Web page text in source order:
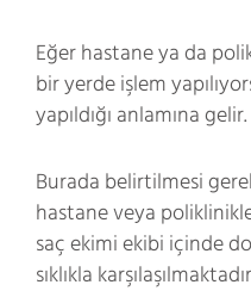
Eğer hastane ya da
bir yerde işlem
yapıldığı anlamına gelir.
Burada belirtilmesi
hastane veya
saç ekimi ekibi içinde
sıklıkla